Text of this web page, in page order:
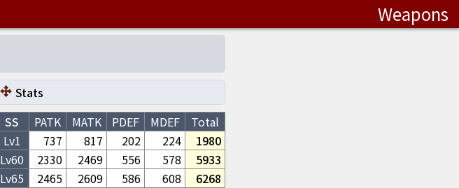
Weapons
Stats
SS
PATK MATK PDEF MDEF
Total
Lv1
737 817 202 224
1980
Lv60 2330 2469 556 578
5933
Lv65 2465 2609 586 608
6268